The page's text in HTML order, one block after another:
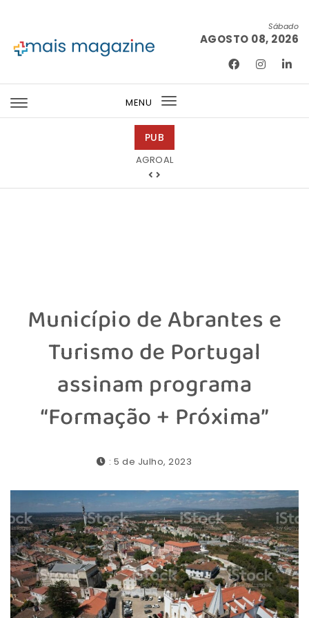
Sábado
AGOSTO 08, 2026
MENU
Toggle
PUB
Tintas 2000
Município de Abrantes e
Turismo de Portugal
assinam programa
“Formação + Próxima”
: 5 de Julho, 2023